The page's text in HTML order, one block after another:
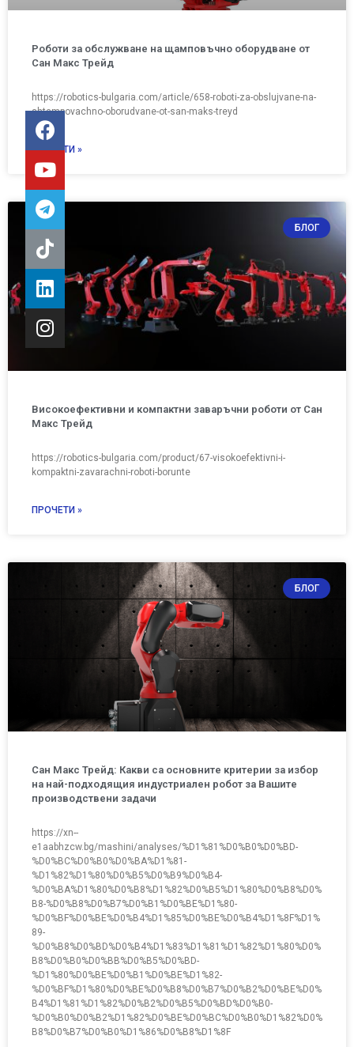
Роботи за обслужване на щамповъчно оборудване от
Сан Макс Трейд
https://robotics-bulgaria.com/article/658-roboti-za-obslujvane-na-
shtampovachno-oborudvane-ot-san-maks-treyd
ПРОЧЕТИ »
БЛОГ
Високоефективни и компактни заваръчни роботи от Сан
Макс Трейд
https://robotics-bulgaria.com/product/67-visokoefektivni-i-
kompaktni-zavarachni-roboti-borunte
ПРОЧЕТИ »
БЛОГ
Сан Макс Трейд: Какви са основните критерии за избор
на най-подходящия индустриален робот за Вашите
производствени задачи
https://xn--
e1aabhzcw.bg/mashini/analyses/%D1%81%D0%B0%D0%BD-
%D0%BC%D0%B0%D0%BA%D1%81-
%D1%82%D1%80%D0%B5%D0%B9%D0%B4-
%D0%BA%D1%80%D0%B8%D1%82%D0%B5%D1%80%D0%B8%D0%
B8-%D0%B8%D0%B7%D0%B1%D0%BE%D1%80-
%D0%BF%D0%BE%D0%B4%D1%85%D0%BE%D0%B4%D1%8F%D1%
89-
%D0%B8%D0%BD%D0%B4%D1%83%D1%81%D1%82%D1%80%D0%
B8%D0%B0%D0%BB%D0%B5%D0%BD-
%D1%80%D0%BE%D0%B1%D0%BE%D1%82-
%D0%BF%D1%80%D0%BE%D0%B8%D0%B7%D0%B2%D0%BE%D0%
B4%D1%81%D1%82%D0%B2%D0%B5%D0%BD%D0%B0-
%D0%B0%D0%B2%D1%82%D0%BE%D0%BC%D0%B0%D1%82%D0%
B8%D0%B7%D0%B0%D1%86%D0%B8%D1%8F